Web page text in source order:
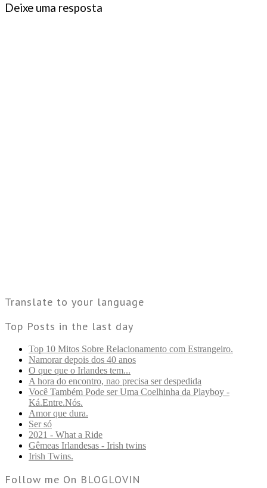
Deixe uma resposta
Translate to your language
Top Posts in the last day
Top 10 Mitos Sobre Relacionamento com Estrangeiro.
Namorar depois dos 40 anos
O que que o Irlandes tem...
A hora do encontro, nao precisa ser despedida
Você Também Pode ser Uma Coelhinha da Playboy -
Ká.Entre.Nós.
Amor que dura.
Ser só
2021 - What a Ride
Gêmeas Irlandesas - Irish twins
Irish Twins.
Follow me On BLOGLOVIN